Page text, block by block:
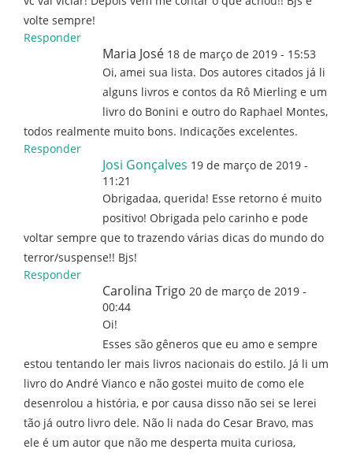
volte sempre!
Responder
Maria José 18 de março de 2019 - 15:53
Oi, amei sua lista. Dos autores citados já li
alguns livros e contos da Rô Mierling e um
livro do Bonini e outro do Raphael Montes,
todos realmente muito bons. Indicações excelentes.
Responder
Josi Gonçalves 19 de março de 2019 -
11:21
Obrigadaa, querida! Esse retorno é muito
positivo! Obrigada pelo carinho e pode
voltar sempre que to trazendo várias dicas do mundo do
terror/suspense!! Bjs!
Responder
Carolina Trigo 20 de março de 2019 -
00:44
Oi!
Esses são gêneros que eu amo e sempre
estou tentando ler mais livros nacionais do estilo. Já li um
livro do André Vianco e não gostei muito de como ele
desenrolou a história, e por causa disso não sei se lerei
tão já outro livro dele. Não li nada do Cesar Bravo, mas
ele é um autor que não me desperta muita curiosa,